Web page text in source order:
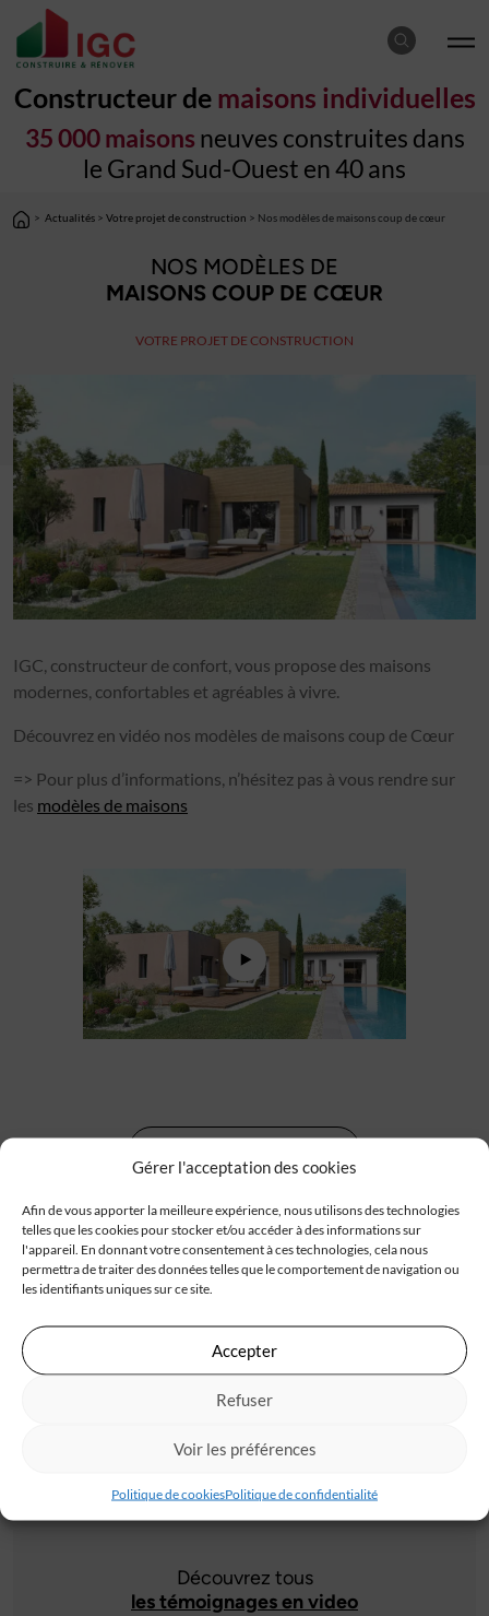
Gérer l'acceptation des cookies
Afin de vous apporter la meilleure expérience, nous utilisons des technologies
telles que les cookies pour stocker et/ou accéder à des informations sur
l'appareil. En donnant votre consentement à ces technologies, cela nous
permettra de traiter des données telles que le comportement de navigation ou
les identifiants uniques sur ce site.
Accepter
Refuser
Voir les préférences
Politique de cookiesPolitique de confidentialité
Constructeur de maisons individuelles
35 000 maisons neuves construites dans
le Grand Sud-Ouest en 40 ans
> Actualités > Votre projet de construction > Nos modèles de maisons coup de cœur
NOS MODÈLES DE
MAISONS COUP DE CŒUR
VOTRE PROJET DE CONSTRUCTION
IGC, constructeur de confort, vous propose des maisons
modernes, confortables et agréables à vivre.
Découvrez en vidéo nos modèles de maisons coup de Cœur
=> Pour plus d’informations, n’hésitez pas à vous rendre sur
les modèles de maisons
Partager sur
Une réalisation de maison IGC à Arcachon
ATAHO
Découvrez tous
les témoignages en video